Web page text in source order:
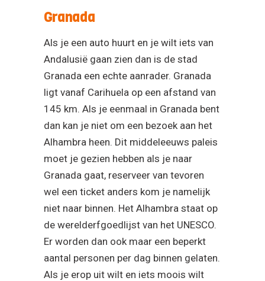
Granada
Als je een auto huurt en je wilt iets van
Andalusië gaan zien dan is de stad
Granada een echte aanrader. Granada
ligt vanaf Carihuela op een afstand van
145 km. Als je eenmaal in Granada bent
dan kan je niet om een bezoek aan het
Alhambra heen. Dit middeleeuws paleis
moet je gezien hebben als je naar
Granada gaat, reserveer van tevoren
wel een ticket anders kom je namelijk
niet naar binnen. Het Alhambra staat op
de werelderfgoedlijst van het UNESCO.
Er worden dan ook maar een beperkt
aantal personen per dag binnen gelaten.
Als je erop uit wilt en iets moois wilt